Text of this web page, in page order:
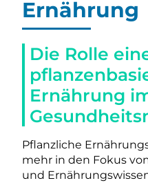
Ernährung
Die Rolle
Ernährung
Pflanzliche
mehr in den Fokus
und